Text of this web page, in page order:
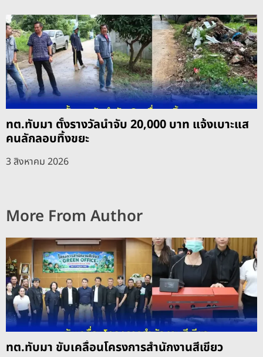
ทต.ทับมา ตั้งรางวัลนำจับ 20,000 บาท แจ้งเบาะแส
คนลักลอบทิ้งขยะ
3 สิงหาคม 2026
More From Author
ทต.ทับมา ขับเคลื่อนโครงการสำนักงานสีเขียว